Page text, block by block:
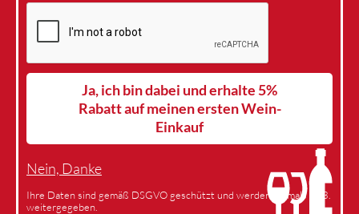
Ja, ich bin dabei und erhalte 5%
Rabatt auf meinen ersten Wein-
Einkauf
Nein, Danke
Ihre Daten sind gemäß DSGVO geschützt und werden niemals an 3.
weitergegeben.